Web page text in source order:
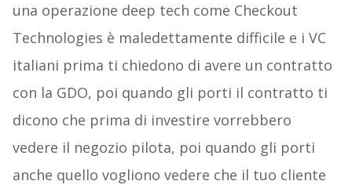
una operazione deep tech come Checkout
Technologies è maledettamente difficile e i VC
italiani prima ti chiedono di avere un contratto
con la GDO, poi quando gli porti il contratto ti
dicono che prima di investire vorrebbero
vedere il negozio pilota, poi quando gli porti
anche quello vogliono vedere che il tuo cliente